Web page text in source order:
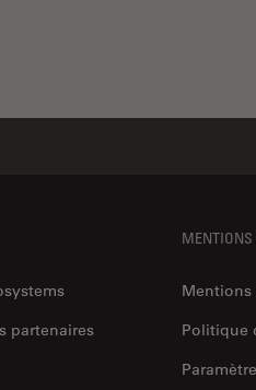
partenaires
MENTIONS
Politique